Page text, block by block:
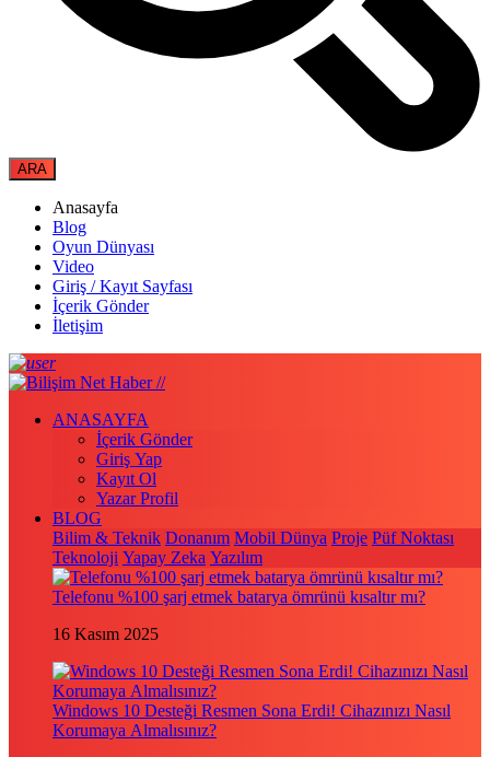
Anasayfa
Blog
Oyun Dünyası
Video
Giriş / Kayıt Sayfası
İçerik Gönder
İletişim
ANASAYFA
İçerik Gönder
Giriş Yap
Kayıt Ol
Yazar Profil
BLOG
Bilim & Teknik Donanım Mobil Dünya Proje Püf Noktası
Teknoloji Yapay Zeka Yazılım
Telefonu %100 şarj etmek batarya ömrünü kısaltır mı?
16 Kasım 2025
Windows 10 Desteği Resmen Sona Erdi! Cihazınızı Nasıl
Korumaya Almalısınız?